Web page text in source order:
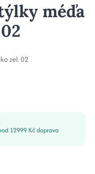
méďa
zel. 02
12999 Kč doprava